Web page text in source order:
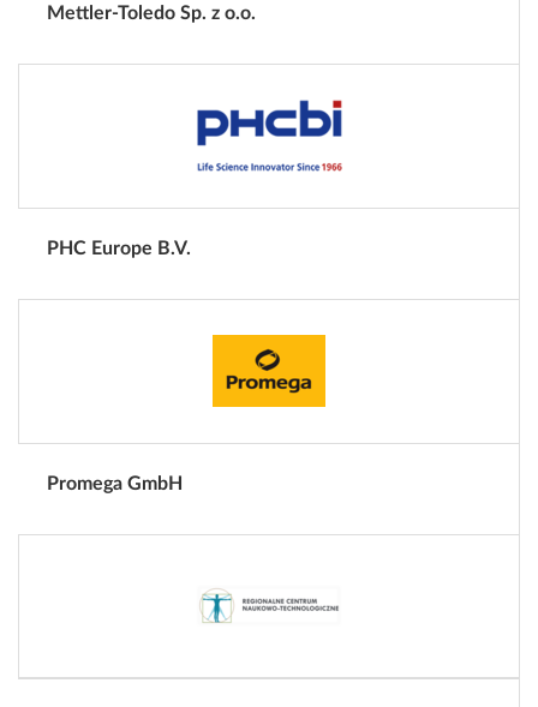
Mettler-Toledo Sp. z o.o.
PHC Europe B.V.
Promega GmbH